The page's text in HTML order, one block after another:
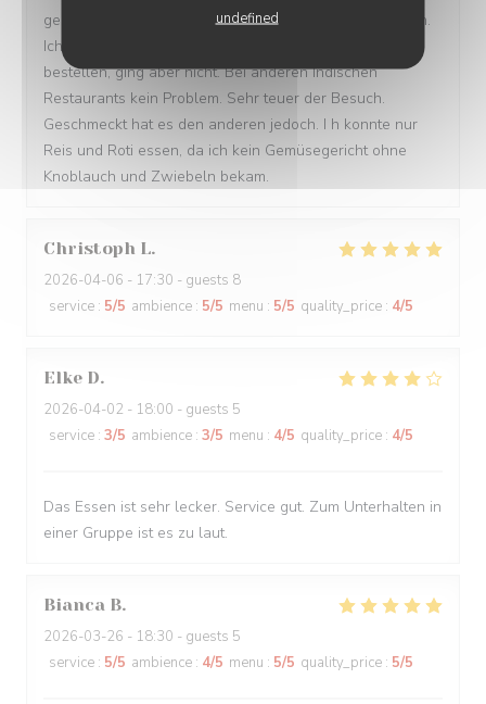
undefined
geschnitten. Kein Blattsalat dabei. Portionen etwas klein.
Ich wollte gerne Biryani ohne Zwiebeln und knoblauch
bestellen, ging aber nicht. Bei anderen Indischen
Restaurants kein Problem. Sehr teuer der Besuch.
Geschmeckt hat es den anderen jedoch. I h konnte nur
Reis und Roti essen, da ich kein Gemüsegericht ohne
Knoblauch und Zwiebeln bekam.
Christoph L
2026-04-06 - 17:30 - guests 8
service : 5/5 ambience : 5/5 menu : 5/5 quality_price : 4/5
Elke D
2026-04-02 - 18:00 - guests 5
service : 3/5 ambience : 3/5 menu : 4/5 quality_price : 4/5
Das Essen ist sehr lecker. Service gut. Zum Unterhalten in
einer Gruppe ist es zu laut.
Bianca B
2026-03-26 - 18:30 - guests 5
service : 5/5 ambience : 4/5 menu : 5/5 quality_price : 5/5